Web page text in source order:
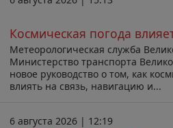
Космическая погода
Метеорологическая служба
Министерство транспорта
новое руководство о том, как
влиять на связь, навигацию и...
6 августа 2026 | 12:19